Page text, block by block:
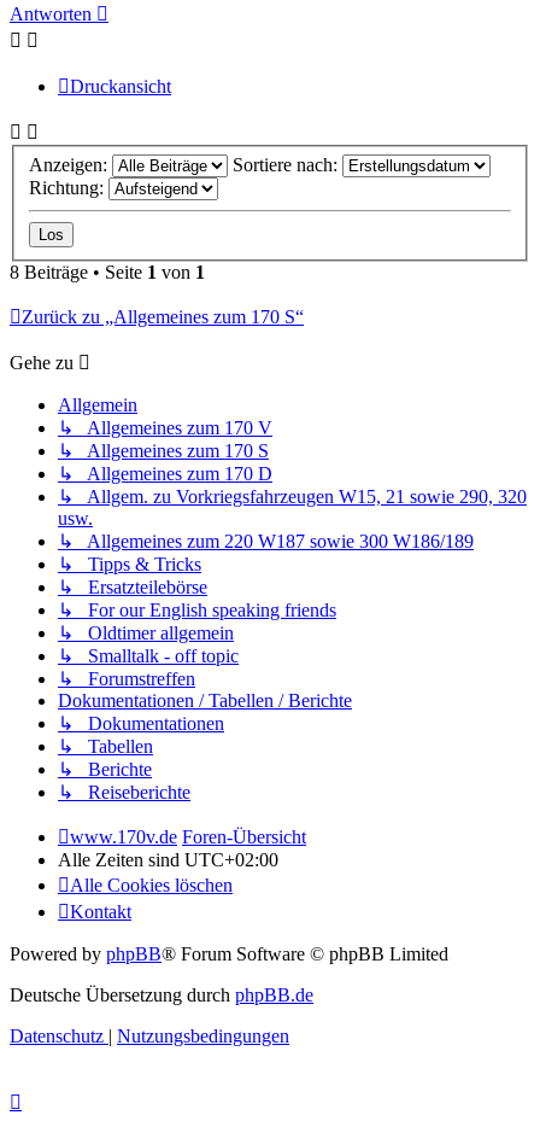
oben
Antworten
Druckansicht
Anzeigen:
Sortiere nach:
Richtung:
8 Beiträge • Seite 1 von 1
Zurück zu „Allgemeines zum 170 S“
Gehe zu
Allgemein
↳ Allgemeines zum 170 V
↳ Allgemeines zum 170 S
↳ Allgemeines zum 170 D
↳ Allgem. zu Vorkriegsfahrzeugen W15, 21 sowie 290, 320
usw.
↳ Allgemeines zum 220 W187 sowie 300 W186/189
↳ Tipps & Tricks
↳ Ersatzteilebörse
↳ For our English speaking friends
↳ Oldtimer allgemein
↳ Smalltalk - off topic
↳ Forumstreffen
Dokumentationen / Tabellen / Berichte
↳ Dokumentationen
↳ Tabellen
↳ Berichte
↳ Reiseberichte
www.170v.de Foren-Übersicht
Alle Zeiten sind UTC+02:00
Alle Cookies löschen
Kontakt
Powered by phpBB® Forum Software © phpBB Limited
Deutsche Übersetzung durch phpBB.de
Datenschutz | Nutzungsbedingungen